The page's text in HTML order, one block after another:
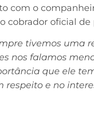
com o
cobrador oficial
tivemos uma
nos falamos
que ele
respeito e no